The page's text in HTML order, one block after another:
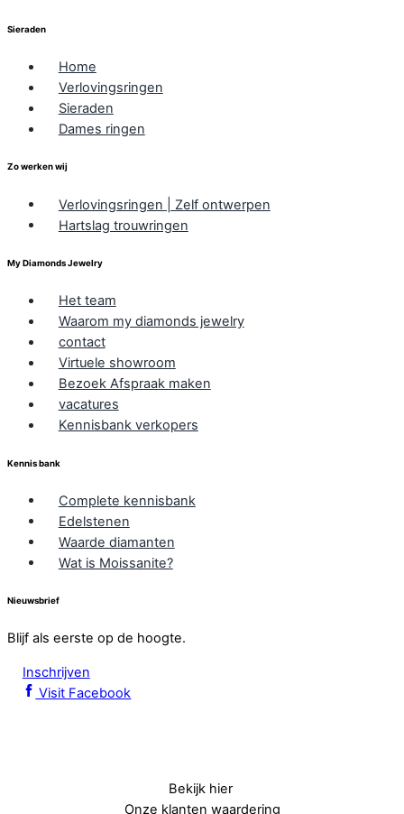
Sieraden
Home
Verlovingsringen
Sieraden
Dames ringen
Zo werken wij
Verlovingsringen | Zelf ontwerpen
Hartslag trouwringen
My Diamonds Jewelry
Het team
Waarom my diamonds jewelry
contact
Virtuele showroom
Bezoek Afspraak maken
vacatures
Kennisbank verkopers
Kennis bank
Complete kennisbank
Edelstenen
Waarde diamanten
Wat is Moissanite?
Nieuwsbrief
Blijf als eerste op de hoogte.
Inschrijven
Visit Facebook
Bekijk hier
Onze klanten waardering